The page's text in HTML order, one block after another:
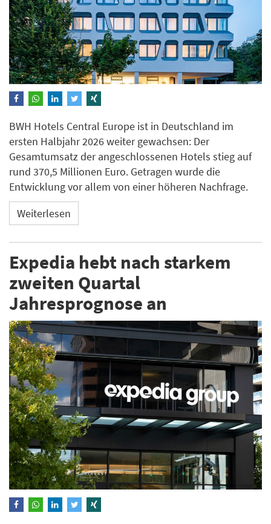
BWH Hotels Central Europe ist in Deutschland im
ersten Halbjahr 2026 weiter gewachsen: Der
Gesamtumsatz der angeschlossenen Hotels stieg auf
rund 370,5 Millionen Euro. Getragen wurde die
Entwicklung vor allem von einer höheren Nachfrage.
Weiterlesen
Expedia hebt nach starkem
zweiten Quartal
Jahresprognose an